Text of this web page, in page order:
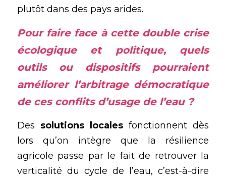
plutôt dans des pays arides.
Pour faire face à cette double crise
écologique et politique, quels
outils ou dispositifs pourraient
améliorer l’arbitrage démocratique
de ces conflits d’usage de l’eau ?
Des solutions locales fonctionnent dès
lors qu’on intègre que la résilience
agricole passe par le fait de retrouver la
verticalité du cycle de l’eau, c’est-à-dire